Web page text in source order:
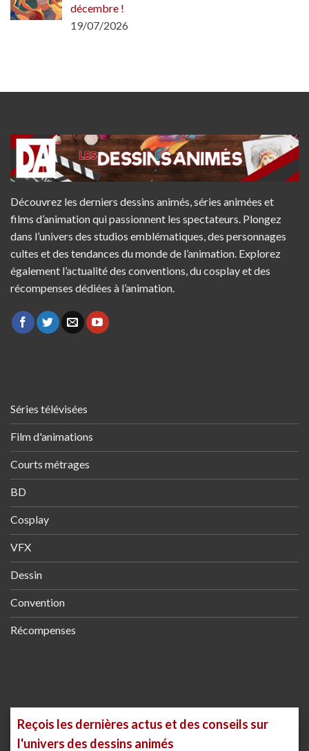
décembre !
19/07/2026
Découvrez les derniers dessins animés, séries animées et
films d’animation qui passionnent les spectateurs. Plongez
dans l’univers des studios emblématiques, des personnages
cultes et des tendances du monde de l’animation. Explorez
également l’actualité des conventions, du cosplay et des
récompenses dédiées à l’animation.
Séries télévisées
Film d'animations
Courts métrages
BD
Cosplay
VFX
Dessin
Convention
Récompenses
Reçois les dernières actus et des conseils sur
l'univers des dessins animés